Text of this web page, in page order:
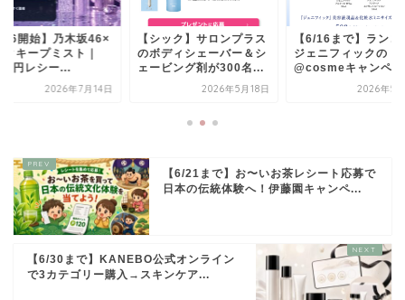
ック】サロンプラス
ディシェーバー＆シ
ビング剤が300名...
2026年5月18日
【6/16まで】ランコム
ジェニフィックの
@cosmeキャンペーン...
2026年5月21日
【7/16開始】乃木
メイクキープミスト
2,000円レシー...
2026年7
【6/21まで】お〜いお茶レシート応募で
日本の伝統体験へ！伊藤園キャンペ...
【6/30まで】KANEBO公式オンライン
で3カテゴリー購入→スキンケア...